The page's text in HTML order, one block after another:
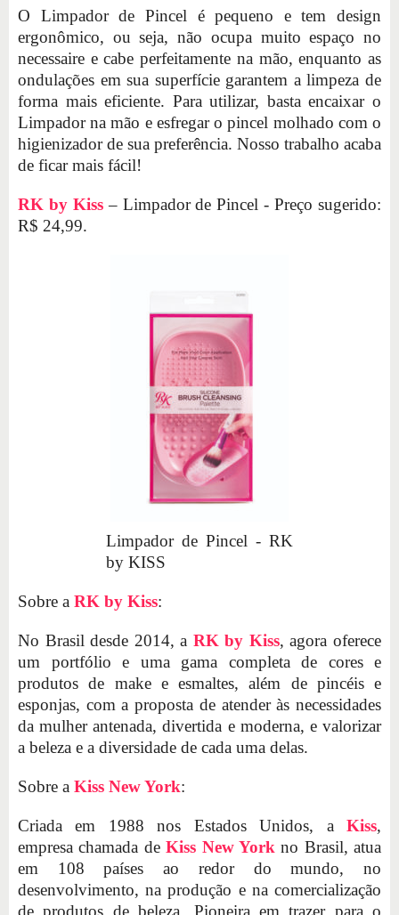
O Limpador de Pincel é pequeno e tem design
ergonômico, ou seja, não ocupa muito espaço no
necessaire e cabe perfeitamente na mão, enquanto as
ondulações em sua superfície garantem a limpeza de
forma mais eficiente. Para utilizar, basta encaixar o
Limpador na mão e esfregar o pincel molhado com o
higienizador de sua preferência. Nosso trabalho acaba
de ficar mais fácil!
RK by Kiss– Limpador de Pincel - Preço sugerido:
R$ 24,99.
Limpador de Pincel - RK
by KISS
Sobre a RK by Kiss:
No Brasil desde 2014, a RK by Kiss, agora oferece
um portfólio e uma gama completa de cores e
produtos de make e esmaltes, além de pincéis e
esponjas, com a proposta de atender às necessidades
da mulher antenada, divertida e moderna, e valorizar
a beleza e a diversidade de cada uma delas.
Sobre a Kiss New York:
Criada em 1988 nos Estados Unidos, a Kiss,
empresa chamada deKiss New York no Brasil, atua
em 108 países ao redor do mundo, no
desenvolvimento, na produção e na comercialização
de produtos de beleza. Pioneira em trazer para o